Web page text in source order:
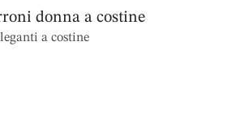
donna a costine
a costine